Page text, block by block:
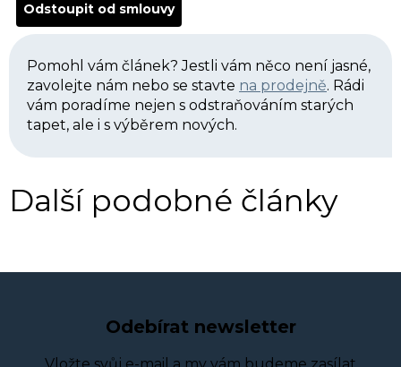
Odstoupit od smlouvy
Pomohl vám článek? Jestli vám něco není jasné,
zavolejte nám nebo se stavte na prodejně. Rádi
vám poradíme nejen s odstraňováním starých
tapet, ale i s výběrem nových.
Další podobné články
Odebírat newsletter